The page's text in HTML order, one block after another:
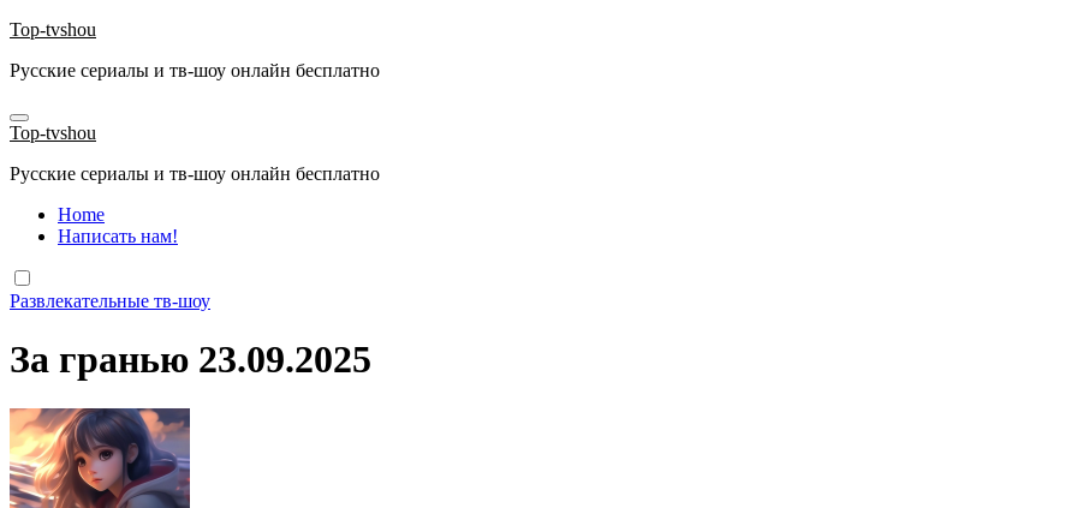
Перейти
содержанию
Top-tvshou
Русские сериалы и тв-шоу онлайн бесплатно
Top-tvshou
Русские сериалы и тв-шоу онлайн бесплатно
Home
Написать нам!
Развлекательные тв-шоу
За гранью 23.09.2025